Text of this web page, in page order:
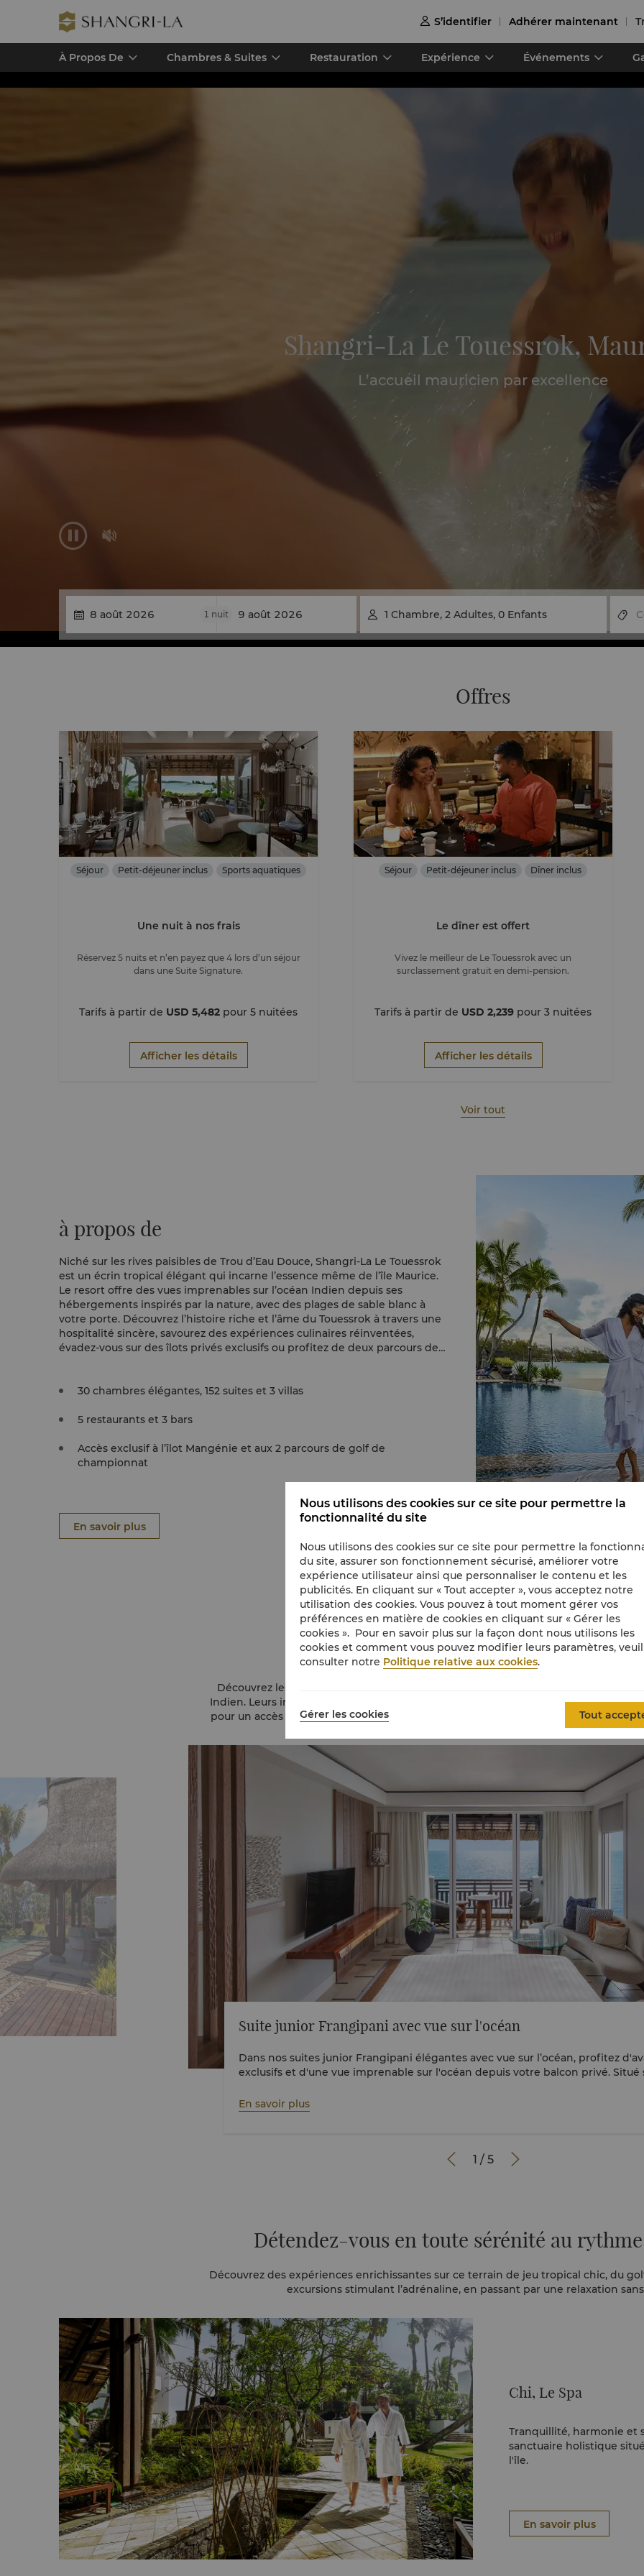
 S’identifier Adhérer maintenant
À Propos De Chambres & Suites Restauration Expérience Événements
Shangri-La Le Touessrok,
L’accueil mauricien par excellence
 
1 nuit  1 Chambre, 2 Adultes, 0 Enfants
Offres
Séjour Petit-déjeuner inclus Sports aquatiques
Une nuit à nos frais
Réservez 5 nuits et n’en payez que 4 lors d’un séjour
dans une Suite Signature.
Tarifs à partir de USD 5,482 pour 5 nuitées
Afficher les détails
Séjour Petit-déjeuner inclus Dîner inclus
Le dîner est offert
Vivez le meilleur de Le Touessrok avec un
surclassement gratuit en demi-pension.
Tarifs à partir de USD 2,239 pour 3 nuitées
Afficher les détails
Voir tout
à propos de
Niché sur les rives paisibles de Trou d’Eau Douce, Shangri-La Le Touessrok
est un écrin tropical élégant qui incarne l’essence même de l’île Maurice.
Le resort offre des vues imprenables sur l’océan Indien depuis ses
hébergements inspirés par la nature, avec des plages de sable blanc à
votre porte. Découvrez l’histoire riche et l’âme du Touessrok à travers une
hospitalité sincère, savourez des expériences culinaires réinventées,
évadez-vous sur des îlots privés exclusifs ou profitez de deux parcours de
30 chambres élégantes, 152 suites et 3 villas
5 restaurants et 3 bars
Accès exclusif à l’îlot Mangénie et aux 2 parcours de golf de
championnat
En savoir plus
Catégories de chambres
Découvrez les chambres, suites et villas luxueuses de l’hôtel offrant des vues
Indien. Leurs intérieurs paisibles et épurés adoptent des textures naturelles
pour un accès direct à la plage ou offrez-vous un séjour d’exception dans une villa
avec un chef privé, une équipe de majordomes et une piscine à
Suite junior Frangipani avec vue sur l'océan
Dans nos suites junior Frangipani élégantes avec vue sur l’océan, profitez
exclusifs et d'une vue imprenable sur l'océan depuis votre balcon privé. Situé
En savoir plus
 1 /5 
Détendez-vous en toute sérénité au
Découvrez des expériences enrichissantes sur ce terrain de jeu tropical chic, du
excursions stimulant l’adrénaline, en passant par une relaxation
Chi, Le Spa
Tranquillité, harmonie et
sanctuaire holistique
l'île.
En savoir plus
Nous utilisons des cookies sur ce site pour permettre la
fonctionnalité du site
Nous utilisons des cookies sur ce site pour permettre la
du site, assurer son fonctionnement sécurisé, améliorer votre
expérience utilisateur ainsi que personnaliser le contenu et les
publicités. En cliquant sur « Tout accepter », vous acceptez notre
utilisation des cookies. Vous pouvez à tout moment gérer vos
préférences en matière de cookies en cliquant sur « Gérer les
cookies ». Pour en savoir plus sur la façon dont nous utilisons les
cookies et comment vous pouvez modifier leurs paramètres,
consulter notre Politique relative aux cookies.
Gérer les cookies Tout